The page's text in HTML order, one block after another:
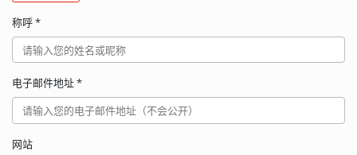
称呼*
电子邮件地址*
网站